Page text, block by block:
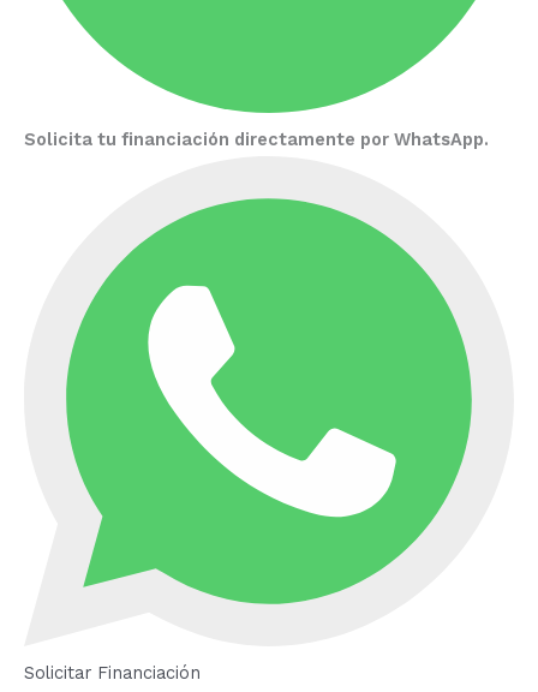
Solicita tu financiación directamente por WhatsApp.
Solicitar Financiación